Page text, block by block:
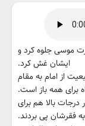
موسی جلوه کرد و
ایشان غش کرد.
از امام به مقام
همه باز است.
بالا هم برای
فقرشان پی بردند.